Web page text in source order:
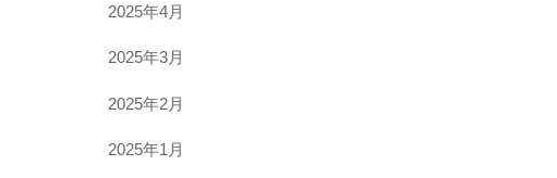
2025年4月
2025年3月
2025年2月
2025年1月